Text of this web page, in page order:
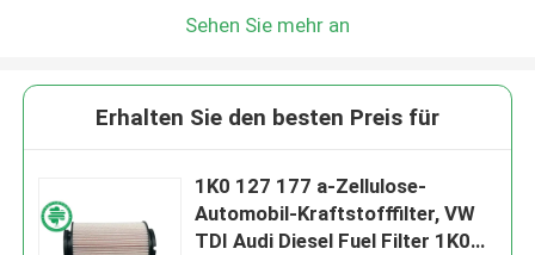
Sehen Sie mehr an
Erhalten Sie den besten Preis für
1K0 127 177 a-Zellulose-
Automobil-Kraftstofffilter, VW
TDI Audi Diesel Fuel Filter 1K0